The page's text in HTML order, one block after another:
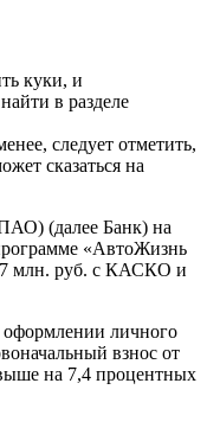
куки, и
в разделе
следует отметить,
сказаться на
(далее Банк) на
«АвтоЖизнь
7 млн. руб. с КАСКО и
оформлении личного
взнос от
на 7,4 процентных